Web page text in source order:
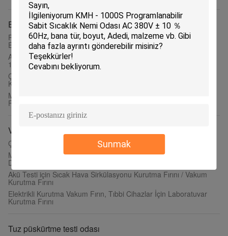
Sunmak
Endüstriyel Kurutma Fırınları
PCB Paneli, Yarı İletken için Termal Sıcaklık Sıcak Hava
Endüstriyel Kurutma Fırınları
Aşırı Sıcaklık Koruyucu Cihazlı Tek Kapılı Küçük Endüstriyel Fırın
100 L
Çevresel Uyumluluk ve Güvenilirlik Testi için 3200L Endüstriyel
Kurutma Fırınları
Masaüstü Zorunlu Sıcak Hava Dolaşımlı Laboratuvar Kurutma
Fırını Yüksek Hassas
Vakum kurutma fırını
Çift Kat Vakumlu Kurutma Fırını
Masaüstü Elektrikli Isıtma Vakumlu Kurutma Fırını, Hassas
Debimetre
Akü Testi için Sıcak Hava Sirkülasyonu Kurutma Fırını / Vakum
Kurutma Fırını
Elektrikli Kurutma Vakum Fırın, Tıbbi Cihazlar İçin Laboratuvar
Kurutma Fırını
Tuz püskürtme testi odası